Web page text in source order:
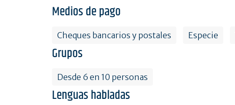
Medios de pago
Cheques bancarios y postales Especie
Grupos
Desde 6 en 10 personas
Lenguas habladas